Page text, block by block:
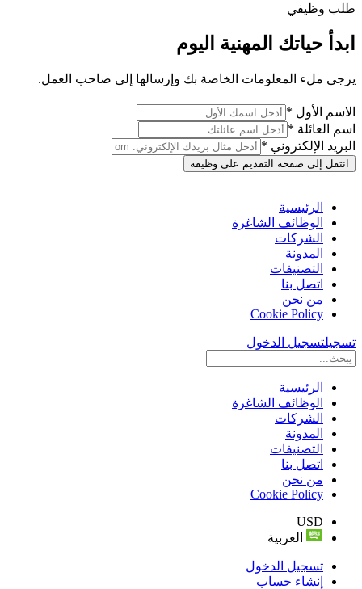
طلب وظيفي
ابدأ حياتك المهنية اليوم
يرجى ملء المعلومات الخاصة بك وإرسالها إلى صاحب العمل.
الاسم الأول *
اسم العائلة *
البريد الإلكتروني *
انتقل إلى صفحة التقديم على وظيفة
الرئيسية
الوظائف الشاغرة
الشركات
المدونة
التصنيفات
اتصل بنا
من نحن
Cookie Policy
تسجيلتسجيل الدخول
الرئيسية
الوظائف الشاغرة
الشركات
المدونة
التصنيفات
اتصل بنا
من نحن
Cookie Policy
USD
العربية
تسجيل الدخول
إنشاء حساب